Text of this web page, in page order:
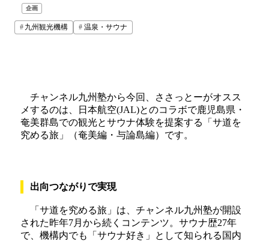
企画
九州観光機構 温泉・サウナ
チャンネル九州塾から今回、ささっとーがオスス
メするのは、日本航空(JAL)とのコラボで鹿児島県・
奄美群島での観光とサウナ体験を提案する「サ道を
究める旅」（奄美編・与論島編）です。
出向つながりで実現
「サ道を究める旅」は、チャンネル九州塾が開設
された昨年7月から続くコンテンツ。サウナ歴27年
で、機構内でも「サウナ好き」として知られる国内